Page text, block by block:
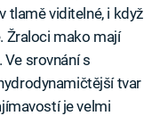
tlamě viditelné, i když
Žraloci mako mají
srovnání s
tvar
je velmi